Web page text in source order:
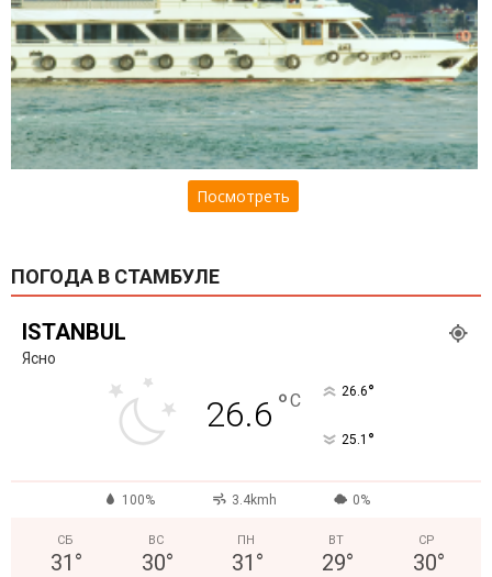
Посмотреть
ПОГОДА В СТАМБУЛЕ
ISTANBUL
Ясно
26.6 °C 26.6°
25.1 °
100% 3.4kmh 0%
СБ
31 °
ВС
30°
ПН
31 °
ВТ
29°
СР
30°